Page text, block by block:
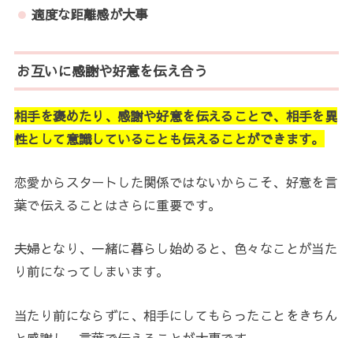
適度な距離感が大事
お互いに感謝や好意を伝え合う
相手を褒めたり、感謝や好意を伝えることで、相手を異
性として意識していることも伝えることができます。
恋愛からスタートした関係ではないからこそ、好意を言
葉で伝えることはさらに重要です。
夫婦となり、一緒に暮らし始めると、色々なことが当た
り前になってしまいます。
当たり前にならずに、相手にしてもらったことをきちん